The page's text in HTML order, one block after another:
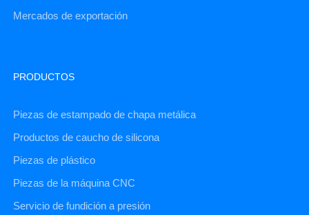
Mercados de exportación
PRODUCTOS
Piezas de estampado de chapa metálica
Productos de caucho de silicona
Piezas de plástico
Piezas de la máquina CNC
Servicio de fundición a presión